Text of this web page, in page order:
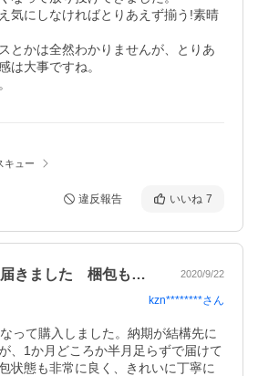
気にしなければとりあえず揃う!素晴
とかは全然わかりませんが、とりあ
は大事ですね。
キュー
違反報告 いいね 7
思ったより早くに届きました 梱包も丁寧です 2020/9/22
kzn********さん
って購入しました。納期が結構先に
、1か月どころか半月足らずで届けて
状態も非常に良く、きれいに丁寧に